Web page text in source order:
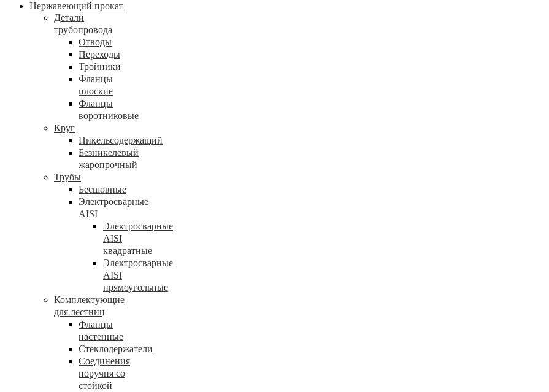
Нержавеющий прокат
Детали
трубопровода
Отводы
Переходы
Тройники
Фланцы
плоские
Фланцы
воротниковые
Круг
Никельсодержащий
Безникелевый
жаропрочный
Трубы
Бесшовные
Электросварные
AISI
Электросварные
AISI
квадратные
Электросварные
AISI
прямоугольные
Комплектующие
для лестниц
Фланцы
настенные
Стеклодержатели
Соединения
поручня со
стойкой